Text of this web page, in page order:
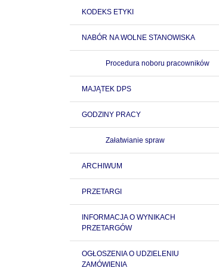
KODEKS ETYKI
NABÓR NA WOLNE STANOWISKA
Procedura noboru pracowników
MAJĄTEK DPS
GODZINY PRACY
Załatwianie spraw
ARCHIWUM
PRZETARGI
INFORMACJA O WYNIKACH
PRZETARGÓW
OGŁOSZENIA O UDZIELENIU
ZAMÓWIENIA